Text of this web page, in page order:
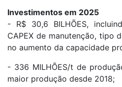
Investimentos em 2025
- R$ 30,6 BILHÕES,
CAPEX de manutenção, tipo
no aumento da capacidade
- 336 MILHÕES/t de
maior produção desde 2018;